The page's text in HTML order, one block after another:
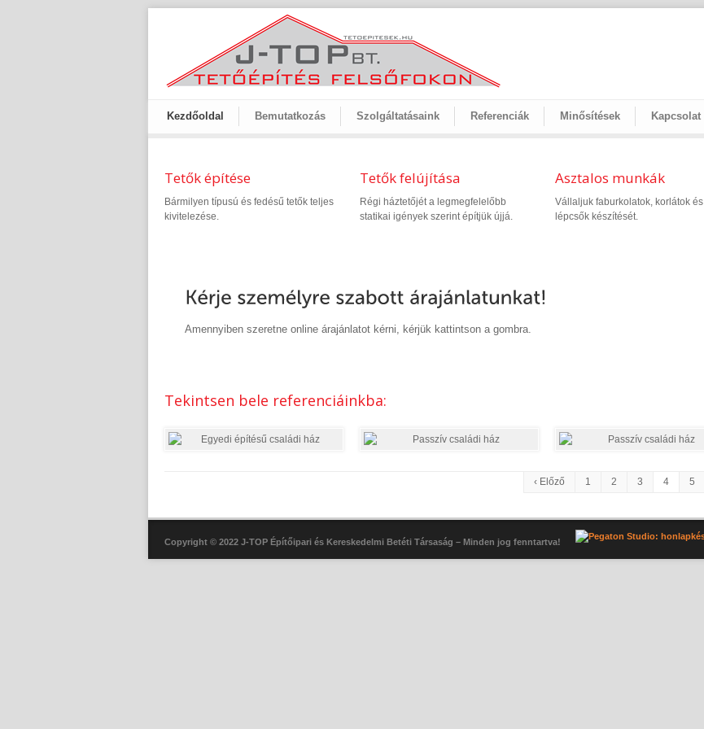
Kezdőoldal Bemutatkozás Szolgáltatásaink Referenciák Minősítések Kapcsolat
Tetők építése
Bármilyen típusú és fedésű tetők teljes
kivitelezése.
Tetők felújítása
Régi háztetőjét a legmegfelelőbb
statikai igények szerint építjük újjá.
Asztalos munkák
Vállaljuk faburkolatok, korlátok és
lépcsők készítését.
Amennyiben szeretne online árajánlatot kérni, kérjük kattintson a gombra.
Tekintsen bele referenciáinkba:
‹ Előző 1 2 3 4 5
Copyright © 2022 J-TOP Építőipari és Kereskedelmi Betéti Társaság – Minden jog fenntartva!